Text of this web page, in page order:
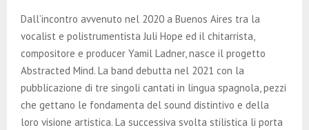
Dall’incontro avvenuto nel 2020 a Buenos Aires tra la
vocalist e polistrumentista Juli Hope ed il chitarrista,
compositore e producer Yamil Ladner, nasce il progetto
Abstracted Mind. La band debutta nel 2021 con la
pubblicazione di tre singoli cantati in lingua spagnola, pezzi
che gettano le fondamenta del sound distintivo e della
loro visione artistica. La successiva svolta stilistica li porta